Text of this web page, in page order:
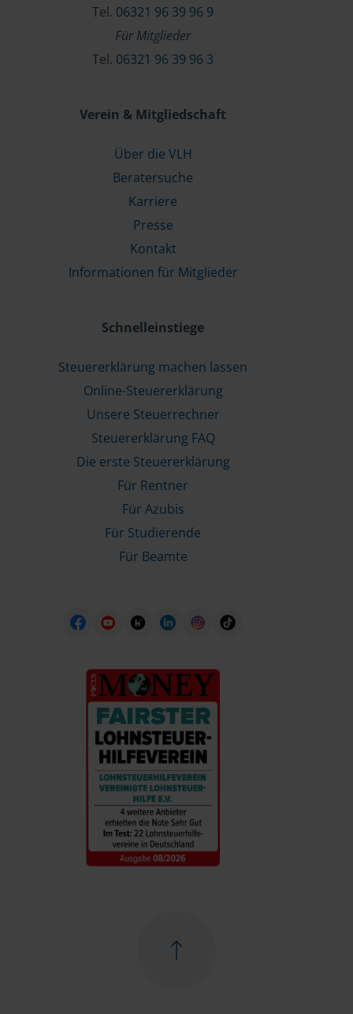
Tel. 06321 96 39 96 9
Für Mitglieder
Tel. 06321 96 39 96 3
Verein & Mitgliedschaft
Über die VLH
Beratersuche
Karriere
Presse
Kontakt
Informationen für Mitglieder
Schnelleinstiege
Steuererklärung machen lassen
Online-Steuererklärung
Unsere Steuerrechner
Steuererklärung FAQ
Die erste Steuererklärung
Für Rentner
Für Azubis
Für Studierende
Für Beamte